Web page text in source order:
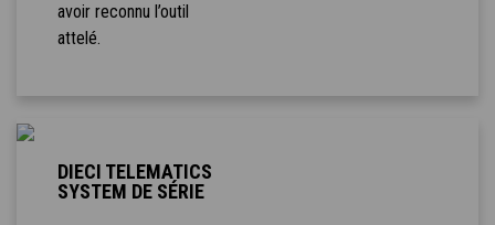
avoir reconnu l’outil
attelé.
DIECI TELEMATICS
SYSTEM DE SÉRIE